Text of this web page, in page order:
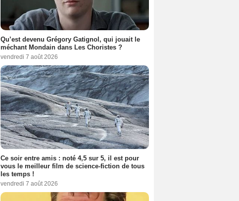
Qu’est devenu Grégory Gatignol, qui jouait le
méchant Mondain dans Les Choristes ?
vendredi 7 août 2026
Ce soir entre amis : noté 4,5 sur 5, il est pour
vous le meilleur film de science-fiction de tous
les temps !
vendredi 7 août 2026